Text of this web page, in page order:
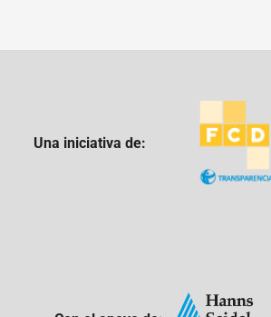
Una iniciativa de: